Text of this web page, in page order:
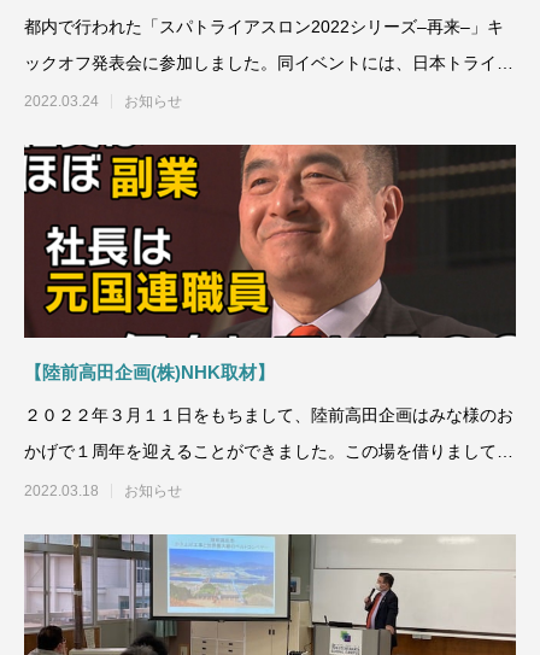
都内で行われた「スパトライアスロン2022シリーズ–再来–」キ
ックオフ発表会に参加しました。同イベントには、日本トライア
スロン連合
2022.03.24 お知らせ
【陸前高田企画(株)NHK取材】
２０２２年３月１１日をもちまして、陸前高田企画はみな様のお
かげで１周年を迎えることができました。この場を借りまして、
御礼を申し上げます。
2022.03.18 お知らせ